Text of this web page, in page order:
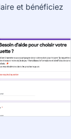
et bénéficiez